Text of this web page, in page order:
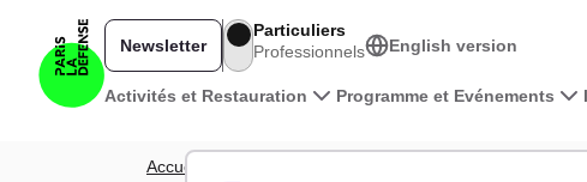
Navigation principale
Activités et Restauration Programme et Evénements
Newsletter
Particuliers
Professionnels
English version
Fil d'Ariane
Accueil